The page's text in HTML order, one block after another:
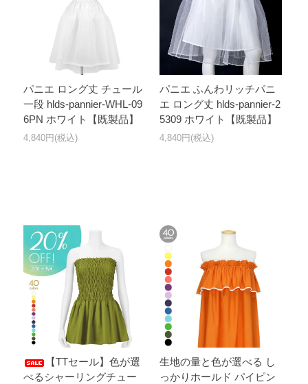
パニエ ロング丈 チュール
一段 hlds-pannier-WHL-09
6PN ホワイト【既製品】
4,840円(税込)
パニエ ふんわリッチパニ
エ ロング丈 hlds-pannier-2
5309 ホワイト【既製品】
4,840円(税込)
【TTセール】色が選
べるシャーリングチュー
生地の量と色が選べる し
っかりホールド パイピン